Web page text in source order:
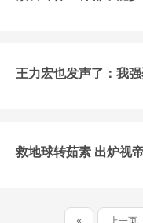
王力宏也发声了：我
救地球转茹素 出炉视